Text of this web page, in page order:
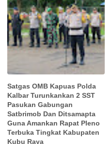
Satgas OMB Kapuas Polda
Kalbar Turunkankan 2 SST
Pasukan Gabungan
Satbrimob Dan Ditsamapta
Guna Amankan Rapat Pleno
Terbuka Tingkat Kabupaten
Kubu Raya